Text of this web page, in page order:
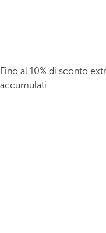
Fino al 10% di sconto
accumulati